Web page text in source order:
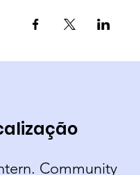
Community